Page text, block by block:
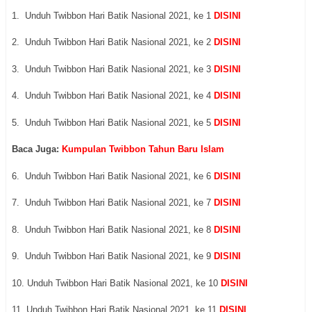
1. Unduh Twibbon Hari Batik Nasional 2021, ke 1 DISINI
2. Unduh Twibbon Hari Batik Nasional 2021, ke 2 DISINI
3. Unduh Twibbon Hari Batik Nasional 2021, ke 3 DISINI
4. Unduh Twibbon Hari Batik Nasional 2021, ke 4 DISINI
5. Unduh Twibbon Hari Batik Nasional 2021, ke 5 DISINI
Baca Juga: Kumpulan Twibbon Tahun Baru Islam
6. Unduh Twibbon Hari Batik Nasional 2021, ke 6 DISINI
7. Unduh Twibbon Hari Batik Nasional 2021, ke 7 DISINI
8. Unduh Twibbon Hari Batik Nasional 2021, ke 8 DISINI
9. Unduh Twibbon Hari Batik Nasional 2021, ke 9 DISINI
10. Unduh Twibbon Hari Batik Nasional 2021, ke 10 DISINI
11. Unduh Twibbon Hari Batik Nasional 2021, ke 11 DISINI